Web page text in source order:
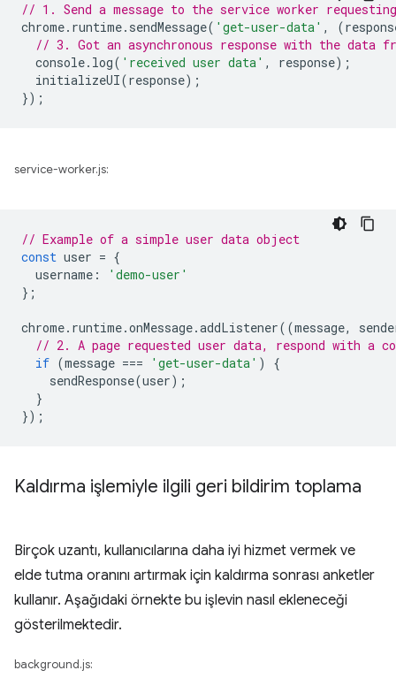
// 1. Send a message to the service worker
chrome. runtime. sendMessage( 'get-user-data' , (
// 3. Got an asynchronous response with the data
console. log( 'received user data' , response);
initializeUI(response);
});
service-worker.js:
// Example of a simple user data object
const user = {
username :
'demo-user'
};
chrome. runtime.onMessage.addListener((message,
// 2. A page requested user data, respond with a
if (message === 'get-user-data' )
{
sendResponse(user);
}
});
Kaldırma işlemiyle ilgili geri bildirim toplama
Birçok uzantı, kullanıcılarına daha iyi hizmet vermek ve
elde tutma oranını artırmak için kaldırma sonrası anketler
kullanır. Aşağıdaki örnekte bu işlevin nasıl ekleneceği
gösterilmektedir.
background.js: